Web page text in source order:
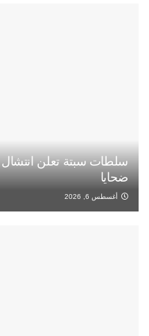
ضحايا
أغسطس 6, 2026